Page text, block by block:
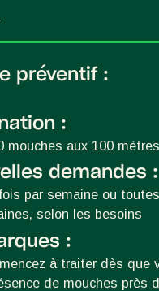
préventif :
:
mouches aux 100
demandes :
par semaine ou
selon les besoins
:
à traiter dès que
de mouches près